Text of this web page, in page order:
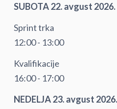
SUBOTA 22. avgust 2026.
Sprint trka
12:00 - 13:00
Kvalifikacije
16:00 - 17:00
NEDELJA 23. avgust 2026.